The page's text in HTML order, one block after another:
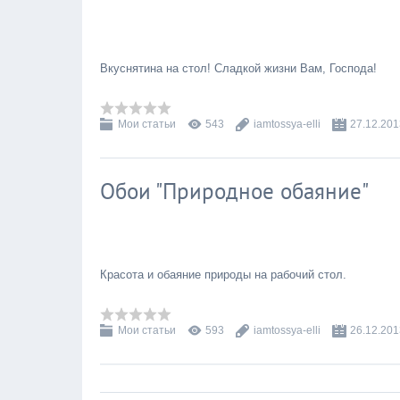
Вкуснятина на стол! Сладкой жизни Вам, Господа!
Мои статьи 543 iamtossya-elli
Обои "Природное обаяние"
Красота и обаяние природы на рабочий стол.
Мои статьи 593 iamtossya-elli